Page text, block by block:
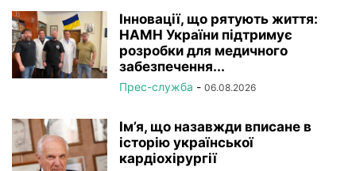
Інновації, що рятують життя:
НАМН України підтримує
розробки для медичного
забезпечення...
Прес-служба - 06.08.2026
Ім’я, що назавжди вписане в
історію української
кардіохірургії